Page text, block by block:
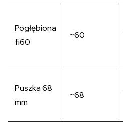
Pogłębiona
fi60
~60
Puszka 68
mm
~68